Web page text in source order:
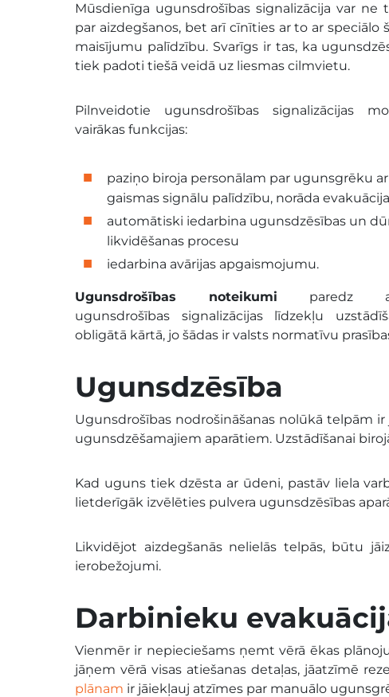
Mūsdienīga ugunsdrošības signalizācija var ne
par aizdegšanos, bet arī cīnīties ar to ar speciālo
maisījumu palīdzību. Svarīgs ir tas, ka
tiek padoti tiešā veidā uz liesmas cilmvietu.
Pilnveidotie ugunsdrošības signalizācijas
vairākas funkcijas:
paziņo biroja personālam par ugunsgrēku
gaismas signālu palīdzību, norāda
automātiski iedarbina ugunsdzēsības un
likvidēšanas procesu
iedarbina avārijas apgaismojumu.
Ugunsdrošības noteikumi paredz
ugunsdrošības signalizācijas līdzekļu
obligātā kārtā, jo šādas ir valsts normatīvu
Ugunsdzēsība
Ugunsdrošības nodrošināšanas nolūkā telpām
ugunsdzēšamajiem aparātiem. Uzstādīšanai
Kad uguns tiek dzēsta ar ūdeni, pastāv liela
lietderīgāk izvēlēties pulvera ugunsdzēsības
Likvidējot aizdegšanās nelielās telpās, būtu
ierobežojumi.
Darbinieku
Vienmēr ir nepieciešams ņemt vērā ēkas
jāņem vērā visas atiešanas detaļas, jāatzīmē
plānam ir jāiekļauj atzīmes par manuālo